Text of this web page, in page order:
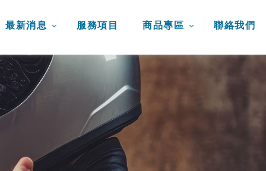
最新消息 服務項目 商品專區 聯絡我們